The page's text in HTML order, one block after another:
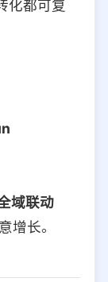
化都可复
域联动
增长。